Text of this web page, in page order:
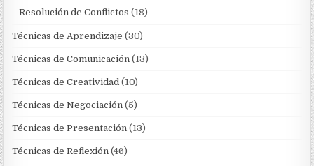
Resolución de Conflictos (18)
Técnicas de Aprendizaje (30)
Técnicas de Comunicación (13)
Técnicas de Creatividad (10)
Técnicas de Negociación (5)
Técnicas de Presentación (13)
Técnicas de Reflexión (46)